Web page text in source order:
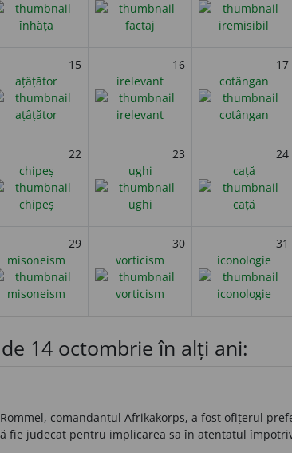
15
ațâțător
16
irelevant
17
cotângan
22
chipeș
23
ughi
24
cață
29
misoneism
30
vorticism
31
iconologie
14 octombrie în alți ani:
comandantul Afrikakorps, a fost ofițerul
fie judecat pentru implicarea sa în atentatul